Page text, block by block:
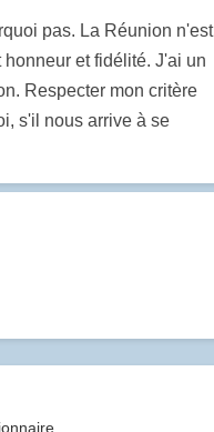
pas. La Réunion n'est
et fidélité. J'ai un
Respecter mon critère
s'il nous arrive à se